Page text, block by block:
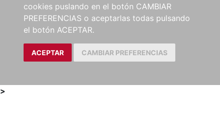
cookies puslando en el botón CAMBIAR
PREFERENCIAS o aceptarlas todas pulsando
el botón ACEPTAR.
ACEPTAR CAMBIAR PREFERENCIAS
>